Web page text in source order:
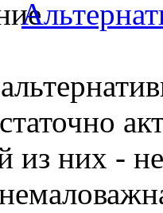
из них -